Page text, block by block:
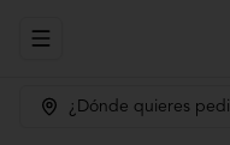
Abrir menu de
¿Dónde quieres